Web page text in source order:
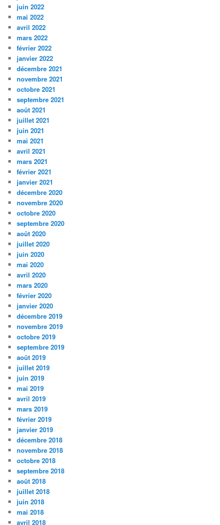
juin 2022
mai 2022
avril 2022
mars 2022
février 2022
janvier 2022
décembre 2021
novembre 2021
octobre 2021
septembre 2021
août 2021
juillet 2021
juin 2021
mai 2021
avril 2021
mars 2021
février 2021
janvier 2021
décembre 2020
novembre 2020
octobre 2020
septembre 2020
août 2020
juillet 2020
juin 2020
mai 2020
avril 2020
mars 2020
février 2020
janvier 2020
décembre 2019
novembre 2019
octobre 2019
septembre 2019
août 2019
juillet 2019
juin 2019
mai 2019
avril 2019
mars 2019
février 2019
janvier 2019
décembre 2018
novembre 2018
octobre 2018
septembre 2018
août 2018
juillet 2018
juin 2018
mai 2018
avril 2018